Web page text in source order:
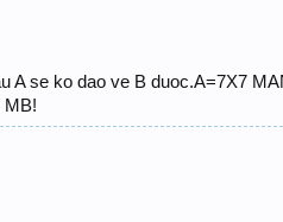
A se ko dao ve B duoc.A=7X7
MB!